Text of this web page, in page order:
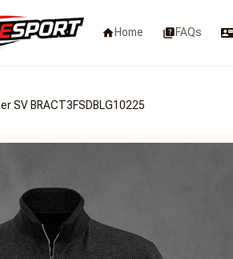
Home FAQs
SV BRACT3FSDBLG10225